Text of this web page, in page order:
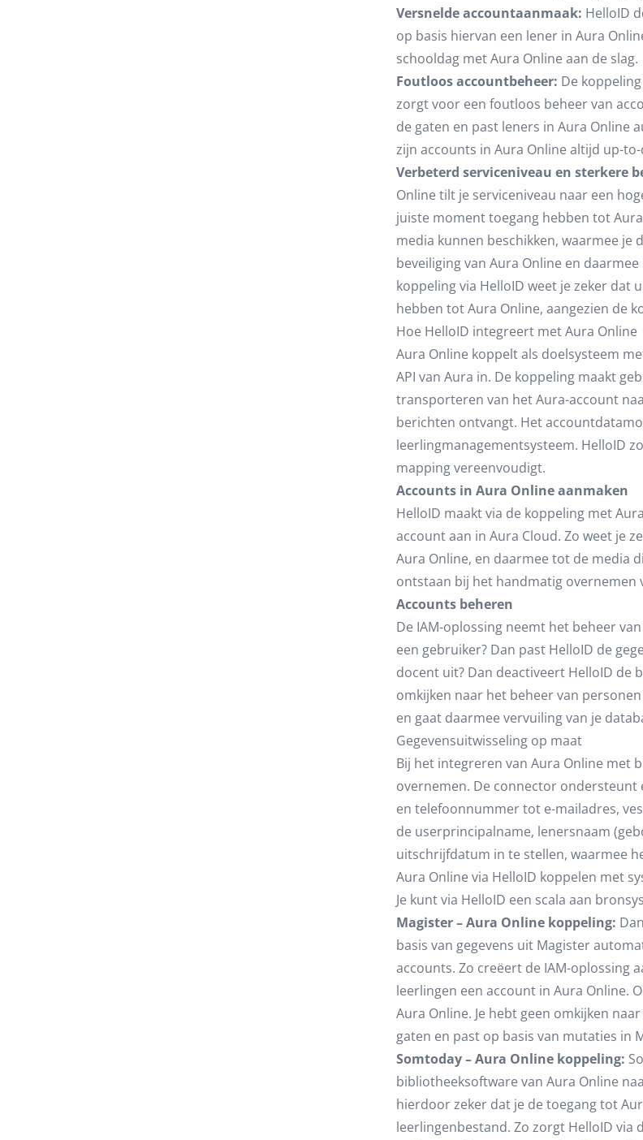
Versnelde accountaanmaak: HelloID
op basis hiervan een lener in Aura
schooldag met Aura Online aan de slag.
Foutloos accountbeheer: De
zorgt voor een foutloos beheer van
de gaten en past leners in Aura Online
zijn accounts in Aura Online altijd up-
Verbeterd serviceniveau en sterkere
Online tilt je serviceniveau naar een
juiste moment toegang hebben tot
media kunnen beschikken, waarmee
beveiliging van Aura Online en
koppeling via HelloID weet je zeker
hebben tot Aura Online, aangezien de
Hoe HelloID integreert met Aura Online
Aura Online koppelt als doelsysteem
API van Aura in. De koppeling maakt
transporteren van het Aura-account
berichten ontvangt. Het
leerlingmanagementsysteem. HelloID
mapping vereenvoudigt.
Accounts in Aura Online aanmaken
HelloID maakt via de koppeling met
account aan in Aura Cloud. Zo weet je
Aura Online, en daarmee tot de media
ontstaan bij het handmatig overnemen
Accounts beheren
De IAM-oplossing neemt het beheer
een gebruiker? Dan past HelloID de
docent uit? Dan deactiveert HelloID de
omkijken naar het beheer van
en gaat daarmee vervuiling van je
Gegevensuitwisseling op maat
Bij het integreren van Aura Online met
overnemen. De connector ondersteunt
en telefoonnummer tot e-mailadres,
de userprincipalname, lenersnaam
uitschrijfdatum in te stellen, waarmee
Aura Online via HelloID koppelen met
Je kunt via HelloID een scala aan
Magister – Aura Online koppeling:
basis van gegevens uit Magister
accounts. Zo creëert de IAM-oplossing
leerlingen een account in Aura Online.
Aura Online. Je hebt geen omkijken
gaten en past op basis van mutaties in
Somtoday – Aura Online koppeling:
bibliotheeksoftware van Aura Online
hierdoor zeker dat je de toegang tot
leerlingenbestand. Zo zorgt HelloID